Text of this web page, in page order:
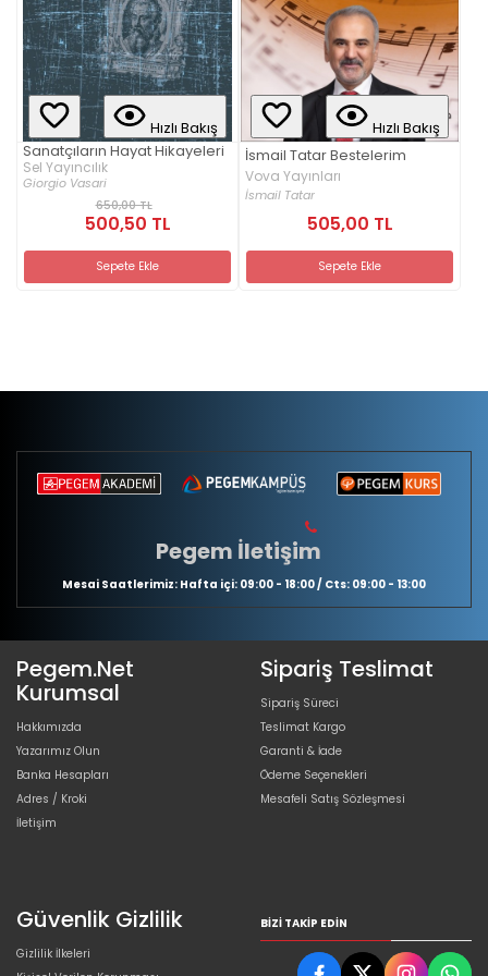
Hızlı Bakış
Sanatçıların Hayat Hikayeleri
Sel Yayıncılık
Giorgio Vasari
650,00 TL
500,50 TL
Sepete Ekle
Hızlı Bakış
İsmail Tatar Bestelerim
Vova Yayınları
İsmail Tatar
505,00 TL
Sepete Ekle
Pegem İletişim
Mesai Saatlerimiz: Hafta içi: 09:00 - 18:00 / Cts: 09:00 - 13:00
Pegem.Net
Kurumsal
Hakkımızda
Yazarımız Olun
Banka Hesapları
Adres / Kroki
İletişim
Sipariş Teslimat
Sipariş Süreci
Teslimat Kargo
Garanti & İade
Ödeme Seçenekleri
Mesafeli Satış Sözleşmesi
Güvenlik Gizlilik
Gizlilik İlkeleri
BIZI TAKIP EDIN